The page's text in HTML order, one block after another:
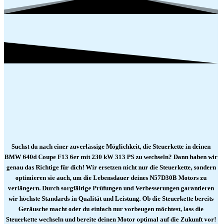
Suchst du nach einer zuverlässige Möglichkeit, die Steuerkette in deinen
BMW 640d Coupe F13 6er mit 230 kW 313 PS zu wechseln? Dann haben wir
genau das Richtige für dich! Wir ersetzen nicht nur die Steuerkette, sondern
optimieren sie auch, um die Lebensdauer deines N57D30B Motors zu
verlängern. Durch sorgfältige Prüfungen und Verbesserungen garantieren
wir höchste Standards in Qualität und Leistung. Ob die Steuerkette bereits
Geräusche macht oder du einfach nur vorbeugen möchtest, lass die
Steuerkette wechseln und bereite deinen Motor optimal auf die Zukunft vor!